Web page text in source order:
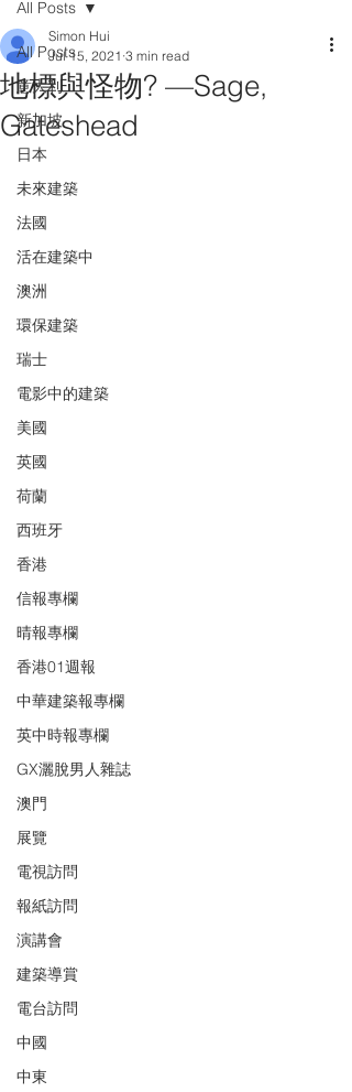
All Posts
意大利
新加坡
日本
未來建築
法國
活在建築中
澳洲
環保建築
瑞士
電影中的建築
美國
英國
荷蘭
西班牙
香港
信報專欄
晴報專欄
香港01週報
中華建築報專欄
英中時報專欄
GX灑脫男人雜誌
澳門
展覽
電視訪問
報紙訪問
演講會
建築導賞
電台訪問
中國
中東
All Posts
地標與怪物? —Sage,
Gateshead
Simon Hui
Jul 15, 2021 3 min read